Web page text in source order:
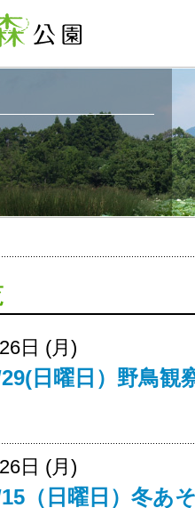
日 (月)
日曜日）野鳥
日 (月)
（日曜日）冬あ